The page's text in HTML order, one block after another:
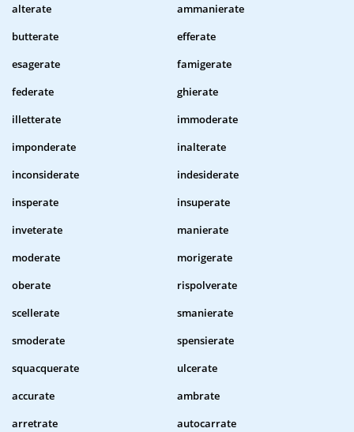
alterate
ammanierate
butterate
efferate
esagerate
famigerate
federate
ghierate
illetterate
immoderate
imponderate
inalterate
inconsiderate
indesiderate
insperate
insuperate
inveterate
manierate
moderate
morigerate
oberate
rispolverate
scellerate
smanierate
smoderate
spensierate
squacquerate
ulcerate
accurate
ambrate
arretrate
autocarrate